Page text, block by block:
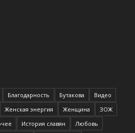
Благодарность Бутакова
Видео
Женская энергия Женщина
ЗОЖ
История славян
Любовь